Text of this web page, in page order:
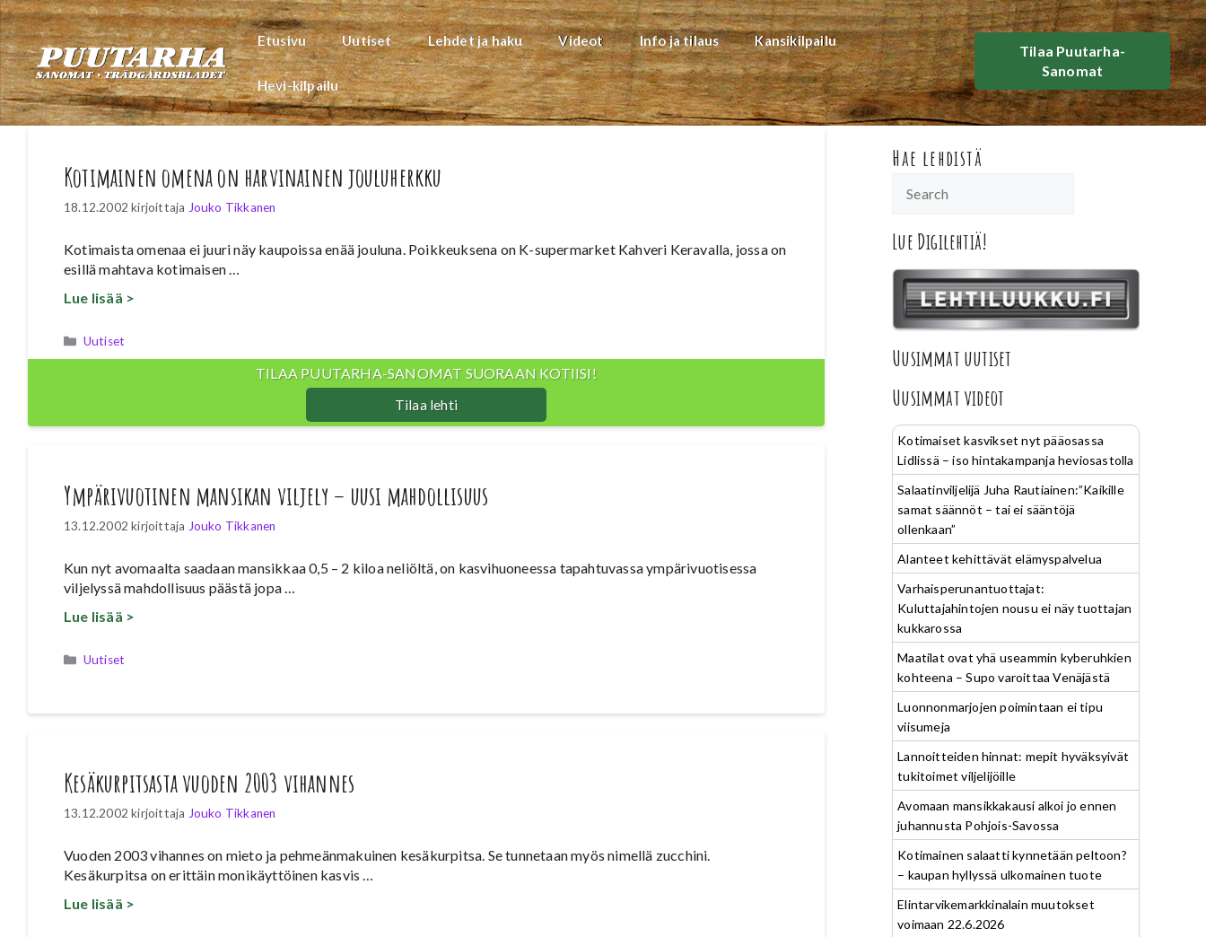
Siirry
sisältöön
Etusivu Uutiset Lehdet ja haku Videot Info ja tilaus Kansikilpailu
Hevi-kilpailu
Tilaa Puutarha-
Sanomat
Kotimainen omena on harvinainen jouluherkku
18.12.2002 kirjoittaja Jouko Tikkanen
Kotimaista omenaa ei juuri näy kaupoissa enää jouluna. Poikkeuksena on K-supermarket Kahveri Keravalla, jossa on
esillä mahtava kotimaisen …
Lue lisää >
Kategoriat
Uutiset
TILAA PUUTARHA-SANOMAT SUORAAN KOTIISI!
Tilaa lehti
Ympärivuotinen mansikan viljely – uusi mahdollisuus
13.12.2002 kirjoittaja Jouko Tikkanen
Kun nyt avomaalta saadaan mansikkaa 0,5 – 2 kiloa neliöltä, on kasvihuoneessa tapahtuvassa ympärivuotisessa
viljelyssä mahdollisuus päästä jopa …
Lue lisää >
Kategoriat
Uutiset
Kesäkurpitsasta vuoden 2003 vihannes
13.12.2002 kirjoittaja Jouko Tikkanen
Vuoden 2003 vihannes on mieto ja pehmeänmakuinen kesäkurpitsa. Se tunnetaan myös nimellä zucchini.
Kesäkurpitsa on erittäin monikäyttöinen kasvis …
Lue lisää >
Hae lehdistä
Lue Digilehtiä!
Uusimmat uutiset
Uusimmat videot
Kotimaiset kasvikset nyt pääosassa
Lidlissä – iso hintakampanja heviosastolla
Salaatinviljelijä Juha Rautiainen:”Kaikille
samat säännöt – tai ei sääntöjä
ollenkaan”
Alanteet kehittävät elämyspalvelua
Varhaisperunantuottajat:
Kuluttajahintojen nousu ei näy tuottajan
kukkarossa
Maatilat ovat yhä useammin kyberuhkien
kohteena – Supo varoittaa Venäjästä
Luonnonmarjojen poimintaan ei tipu
viisumeja
Lannoitteiden hinnat: mepit hyväksyivät
tukitoimet viljelijöille
Avomaan mansikkakausi alkoi jo ennen
juhannusta Pohjois-Savossa
Kotimainen salaatti kynnetään peltoon?
– kaupan hyllyssä ulkomainen tuote
Elintarvikemarkkinalain muutokset
voimaan 22.6.2026